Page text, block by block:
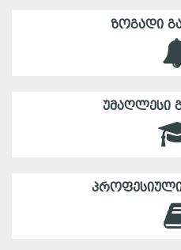
ᲖᲝᲒᲐᲓᲘ
ᲣᲛᲐᲦᲚᲔᲡᲘ